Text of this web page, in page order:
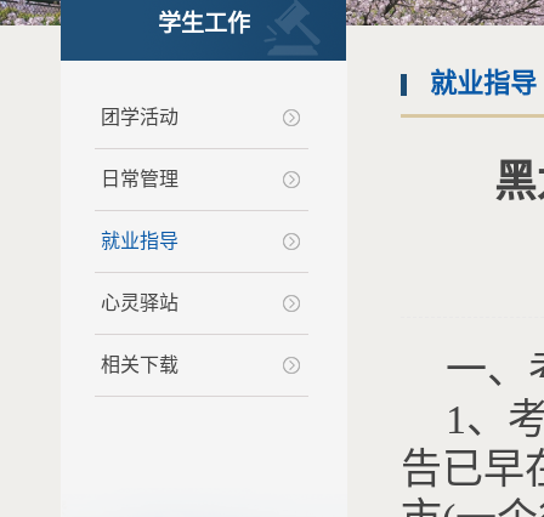
学生工作
团学活动
日常管理
就业指导
心灵驿站
相关下载
就业指导
一、
1、
告已早